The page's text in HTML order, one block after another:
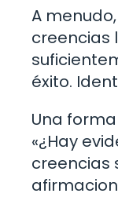
A
creencias
éxito.
Una
«¿Hay
creencias